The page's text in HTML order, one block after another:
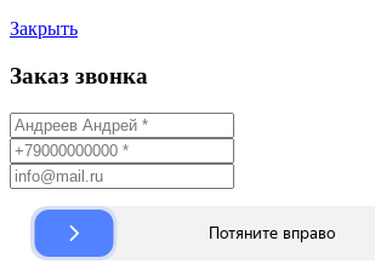
Закрыть
Заказ звонка